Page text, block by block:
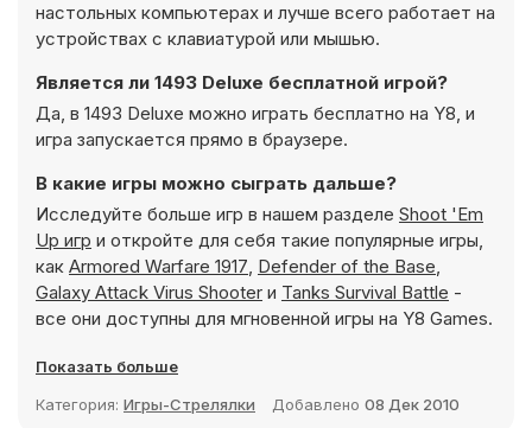
настольных компьютерах и лучше всего работает на
устройствах с клавиатурой или мышью.
Является ли 1493 Deluxe бесплатной игрой?
Да, в 1493 Deluxe можно играть бесплатно на Y8, и
игра запускается прямо в браузере.
В какие игры можно сыграть дальше?
Исследуйте больше игр в нашем разделе Shoot 'Em
Up игр и откройте для себя такие популярные игры,
как Armored Warfare 1917, Defender of the Base,
Galaxy Attack Virus Shooter и Tanks Survival Battle -
все они доступны для мгновенной игры на Y8 Games.
Показать больше
Категория: Игры-Стрелялки Добавлено 08 Дек 2010